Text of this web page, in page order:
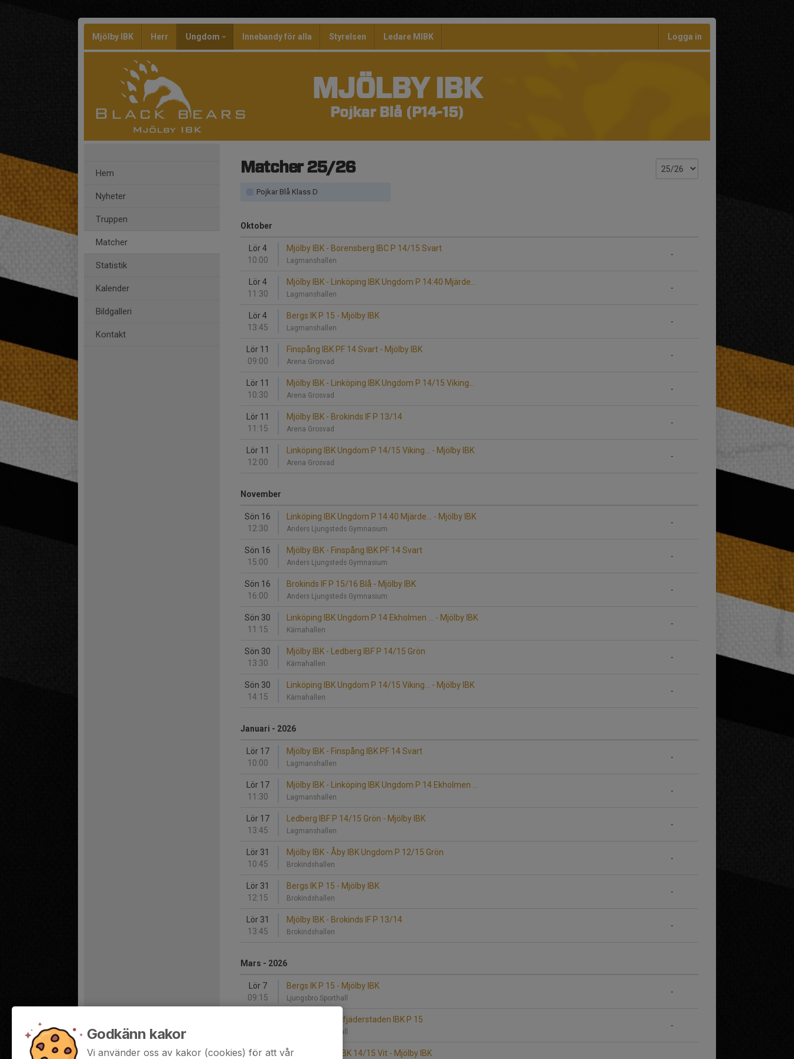
Mjölby IBK Herr Ungdom Innebandy för alla Styrelsen Ledare MIBK Logga in
MJÖLBY IBK
Pojkar Blå (P14-15)
Hem
Nyheter
Truppen
Matcher
Statistik
Kalender
Bildgalleri
Kontakt
Matcher 25/26
Pojkar Blå Klass D
Oktober
Lör 4
10:00
-
Mjölby IBK - Borensberg IBC P 14/15 Svart
Lagmanshallen
Lör 4
11:30
-
Mjölby IBK - Linköping IBK Ungdom P 14:40 Mjärde...
Lagmanshallen
Lör 4
13:45
-
Bergs IK P 15 - Mjölby IBK
Lagmanshallen
Lör 11
09:00
-
Finspång IBK PF 14 Svart - Mjölby IBK
Arena Grosvad
Lör 11
10:30
-
Mjölby IBK - Linköping IBK Ungdom P 14/15 Viking...
Arena Grosvad
Lör 11
11:15
-
Mjölby IBK - Brokinds IF P 13/14
Arena Grosvad
Lör 11
12:00
-
Linköping IBK Ungdom P 14/15 Viking... - Mjölby IBK
Arena Grosvad
November
Sön 16
12:30
-
Linköping IBK Ungdom P 14:40 Mjärde... - Mjölby IBK
Anders Ljungsteds Gymnasium
Sön 16
15:00
-
Mjölby IBK - Finspång IBK PF 14 Svart
Anders Ljungsteds Gymnasium
Sön 16
16:00
-
Brokinds IF P 15/16 Blå - Mjölby IBK
Anders Ljungsteds Gymnasium
Sön 30
11:15
-
Linköping IBK Ungdom P 14 Ekholmen ... - Mjölby IBK
Kärnahallen
Sön 30
13:30
-
Mjölby IBK - Ledberg IBF P 14/15 Grön
Kärnahallen
Sön 30
14:15
-
Linköping IBK Ungdom P 14/15 Viking... - Mjölby IBK
Kärnahallen
Januari - 2026
Lör 17
10:00
-
Mjölby IBK - Finspång IBK PF 14 Svart
Lagmanshallen
Lör 17
11:30
-
Mjölby IBK - Linköping IBK Ungdom P 14 Ekholmen ...
Lagmanshallen
Lör 17
13:45
-
Ledberg IBF P 14/15 Grön - Mjölby IBK
Lagmanshallen
Lör 31
10:45
-
Mjölby IBK - Åby IBK Ungdom P 12/15 Grön
Brokindshallen
Lör 31
12:15
-
Bergs IK P 15 - Mjölby IBK
Brokindshallen
Lör 31
13:45
-
Mjölby IBK - Brokinds IF P 13/14
Brokindshallen
Mars - 2026
Lör 7
09:15
-
Bergs IK P 15 - Mjölby IBK
Ljungsbro Sporthall
-
Mjölby IBK - Solfjäderstaden IBK P 15
Ljungsbro Sporthall
Lör 7 Söderköpings IBK 14/15 Vit - Mjölby IBK
Godkänn kakor
Vi använder oss av kakor (cookies) för att vår